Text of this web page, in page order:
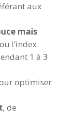
aux
mais
l’index.
1 à 3
optimiser
, de